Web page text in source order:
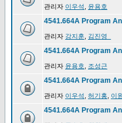
관리자 이우석 윤용호
4541.664A Program
관리자 강지훈 김진영_
4541.664A Program
관리자 윤용호 조성근
4541.664A Program
관리자 이우석 허기홍 이
4541.664A Program